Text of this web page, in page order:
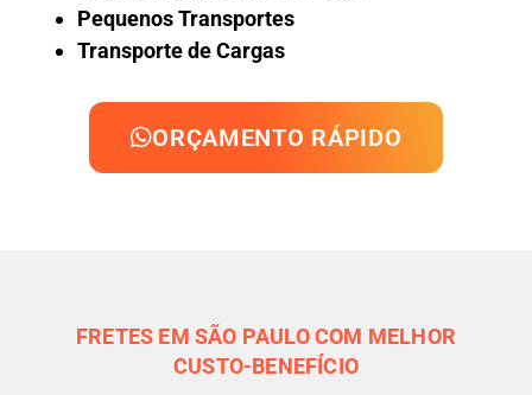
Pequenos Transportes
Transporte de Cargas
ORÇAMENTO RÁPIDO
FRETES EM SÃO PAULO COM MELHOR
CUSTO-BENEFÍCIO